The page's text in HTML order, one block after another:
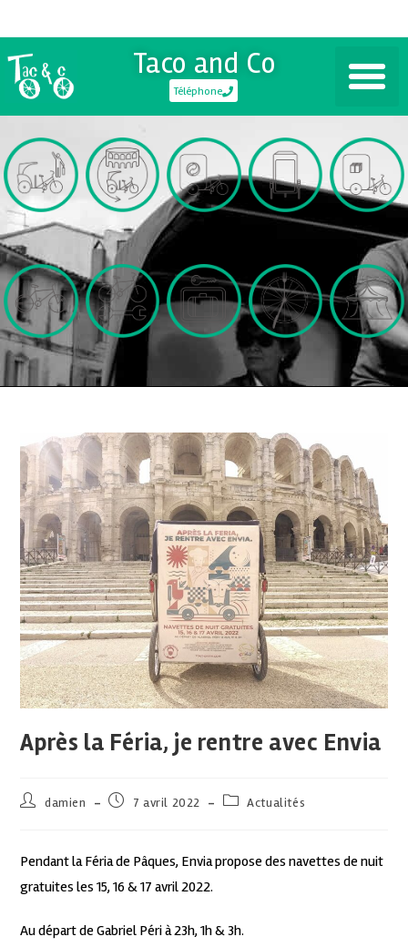
Taco and Co
Téléphone
Après la Féria, je rentre avec Envia
damien 7 avril 2022 Actualités
Pendant la Féria de Pâques, Envia propose des navettes de nuit
gratuites les 15, 16 & 17 avril 2022.
Au départ de Gabriel Péri à 23h, 1h & 3h.